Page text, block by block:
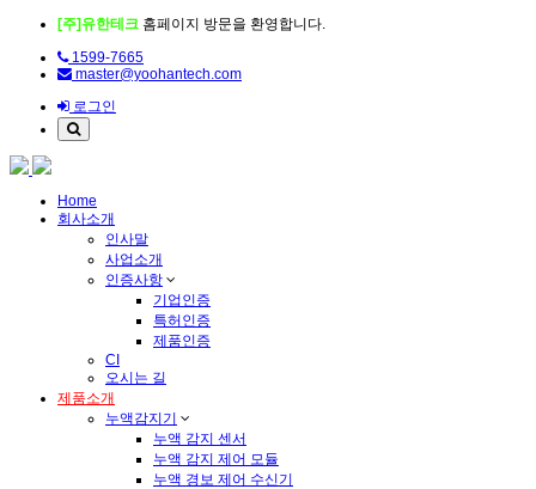
[주]유한테크 홈페이지 방문을 환영합니다.
1599-7665
master@yoohantech.com
로그인
Home
회사소개
인사말
사업소개
인증사항
기업인증
특허인증
제품인증
CI
오시는 길
제품소개
누액감지기
누액 감지 센서
누액 감지 제어 모듈
누액 경보 제어 수신기